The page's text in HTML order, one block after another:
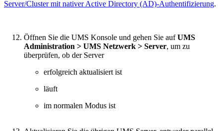
Server/Cluster mit nativer Active Directory (AD)-Authentifizierung.
Öffnen Sie die UMS Konsole und gehen Sie aufUMS
Administration > UMS Netzwerk > Server, um zu
überprüfen, ob der Server
erfolgreich aktualisiert ist
läuft
im normalen Modus ist